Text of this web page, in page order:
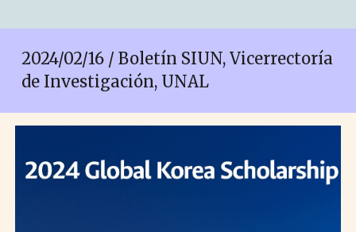
2024/02/16 / Boletín SIUN, Vicerrectoría
de Investigación, UNAL